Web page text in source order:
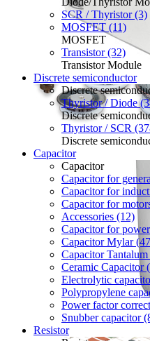
SCR / Thyristor (3)
MOSFET (11)
MOSFET
Transistor (32)
Transistor Module
Discrete semiconductor
Discrete
Thyristor / Diode
Discrete
Thyristor / SCR
Discrete
Capacitor
Capacitor
Capacitor for
Capacitor for
Capacitor for
Accessories (12)
Capacitor for
Capacitor Mylar
Capacitor Tantalum
Ceramic Capacitor
Electrolytic
Polypropylene
Power factor
Snubber capacitor
Resistor